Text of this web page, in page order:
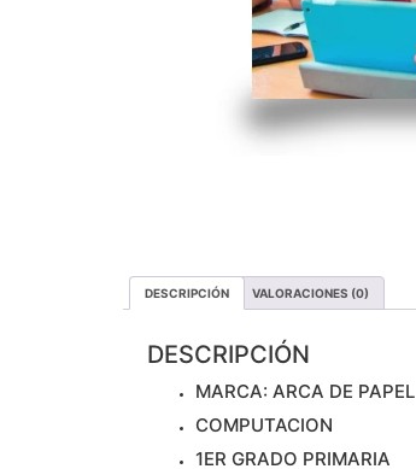
DESCRIPCIÓN VALORACIONES (0)
DESCRIPCIÓN
MARCA: ARCA DE PAPEL
COMPUTACION
1ER GRADO PRIMARIA